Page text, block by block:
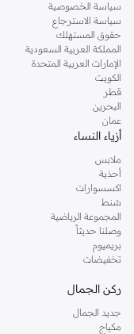
سياسة الخصوصية
سياسة الاسترجاع
حقوق المستهلك
المملكة العربية السعودية
الإمارات العربية المتحدة
الكويت
قطر
البحرين
عمان
أزياء النساء
ملابس
أحذية
اكسسوارات
شنط
المجموعة الرياضية
وصلنا حديثاً
بريميوم
تخفيضات
ركن الجمال
جديد الجمال
مكياج